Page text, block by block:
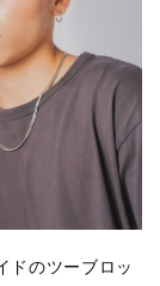
ドのツーブロッ